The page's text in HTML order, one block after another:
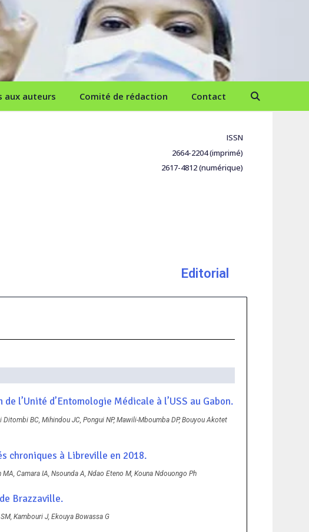
aux auteurs Comité de rédaction Contact
ISSN
2664-2204 (imprimé)
2617-4812 (numérique)
Editorial
l’Unité d’Entomologie Médicale à l’USS au Gabon.
BC, Mihindou JC, Pongui NP, Mawili-Mboumba DP, Bouyou Akotet
chroniques à Libreville en 2018.
Camara IA, Nsounda A, Ndao Eteno M, Kouna Ndouongo Ph
Brazzaville.
Kambouri J, Ekouya Bowassa G